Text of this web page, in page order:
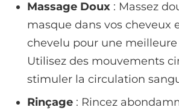
Massage Doux : Massez
masque dans vos cheveux
chevelu pour une
Utilisez des mouvements
stimuler la circulation
Rinçage : Rincez